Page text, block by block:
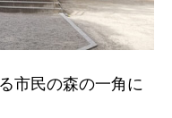
市民の森の一角に